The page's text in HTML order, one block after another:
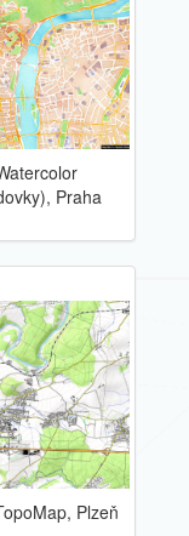
Praha
Plzeň